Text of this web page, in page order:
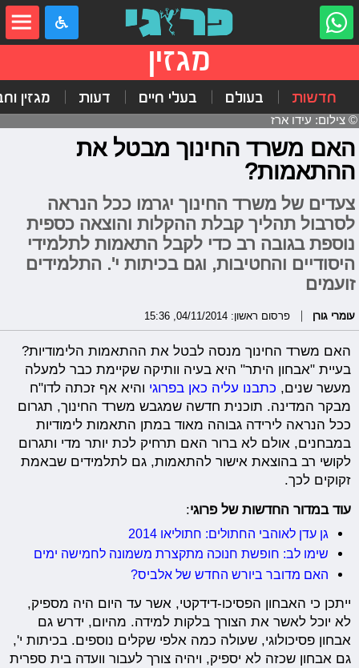
מגזין
חדשות בעולם בעלי חיים דעות מגזין
© צילום: עידו ארז
האם משרד החינוך מבטל את
ההתאמות?
צעדים של משרד החינוך יגרמו ככל הנראה
לסרבול תהליך קבלת ההקלות והוצאה כספית
נוספת בגובה רב כדי לקבל התאמות לתלמידי
היסודיים והחטיבות, וגם בכיתות י'. התלמידים
זועמים
עומרי גורן פרסום ראשון: 04/11/2014, 15:36
האם משרד החינוך מנסה לבטל את ההתאמות הלימודיות?
בעיית "אבחון היתר" היא בעיה וותיקה שקיימת כבר למעלה
מעשר שנים, כתבנו עליה כאן בפרוגי והיא אף זכתה לדו"ח
מבקר המדינה. תוכנית חדשה שמגבש משרד החינוך, תגרום
ככל הנראה לירידה גבוהה מאוד במתן התאמות לימודיות
במבחנים, אולם לא ברור האם תרחיק לכת יותר מדי ותגרום
לקושי רב בהוצאת אישור להתאמות, גם לתלמידים שבאמת
זקוקים לכך.
עוד במדור החדשות של פרוגי:
גן עדן לאוהבי החתולים: חתוליאו 2014
שימו לב: חופשת חנוכה מתקצרת משמונה לחמישה ימים
האם מדובר ביורש החדש של אלביס?
ייתכן כי האבחון הפסיכו-דידקטי, אשר עד היום היה מספיק,
לא יוכל לאשר את הצורך בלקות למידה. מהיום, ידרש גם
אבחון פסיכולוגי, שעולה כמה אלפי שקלים נוספים. בכיתות י',
גם אבחון שכזה לא יספיק, ויהיה צורך לעבור וועדה בית ספרית